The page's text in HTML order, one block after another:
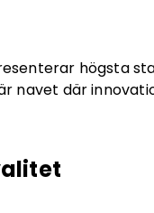
högsta
navet där